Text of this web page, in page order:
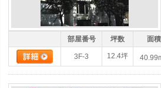
部屋番号 坪数 面積
3F-3 12.4坪